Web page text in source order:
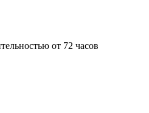
от 72 часов